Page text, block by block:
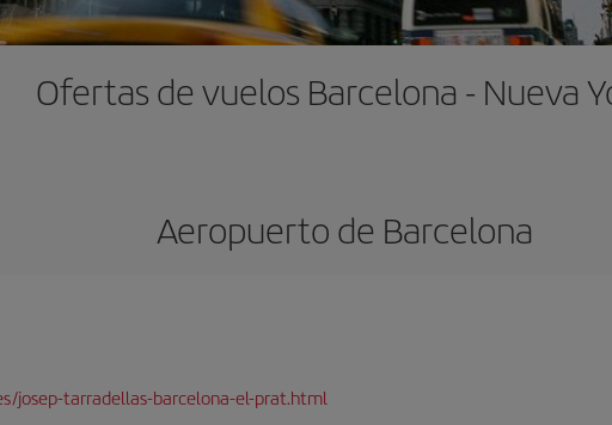
Ofertas de vuelos Barcelona - Nueva
Aeropuerto de Barcelona
josep-tarradellas-barcelona-el-prat.html